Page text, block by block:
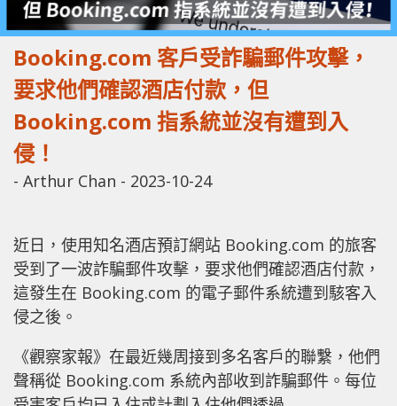
Booking.com 客戶受詐騙郵件攻擊，
要求他們確認酒店付款，但
Booking.com 指系統並沒有遭到入
侵！
- Arthur Chan - 2023-10-24
近日，使用知名酒店預訂網站 Booking.com 的旅客
受到了一波詐騙郵件攻擊，要求他們確認酒店付款，
這發生在 Booking.com 的電子郵件系統遭到駭客入
侵之後。
《觀察家報》在最近幾周接到多名客戶的聯繫，他們
聲稱從 Booking.com 系統內部收到詐騙郵件。每位